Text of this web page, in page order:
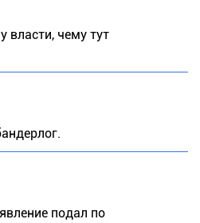
власти, чему тут
подал по